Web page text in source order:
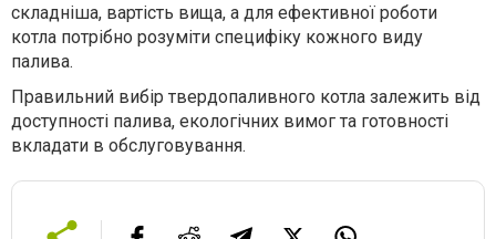
складніша, вартість вища, а для ефективної роботи
котла потрібно розуміти специфіку кожного виду
палива.
Правильний вибір твердопаливного котла залежить від
доступності палива, екологічних вимог та готовності
вкладати в обслуговування.